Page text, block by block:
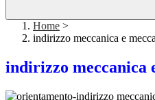
Home >
indirizzo meccanica e
indirizzo meccanica